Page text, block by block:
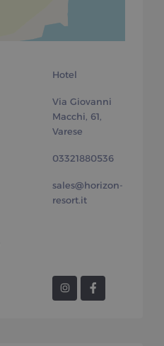
Hotel
Via Giovanni
Macchi, 61,
Varese
03321880536
sales@horizon-
resort.it